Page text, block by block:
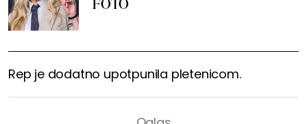
FOTO
Rep je dodatno upotpunila pletenicom.